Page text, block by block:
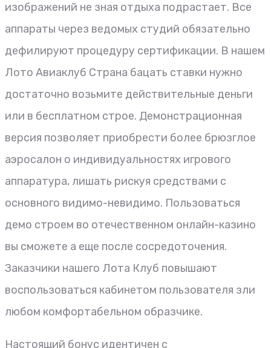
изображений не зная отдыха подрастает. Все
аппараты через ведомых студий обязательно
дефилируют процедуру сертификации. В нашем
Лото Авиаклуб Страна бацать ставки нужно
достаточно возьмите действительные деньги
или в бесплатном строе. Демонстрационная
версия позволяет приобрести более брюзглое
аэросалон о индивидуальностях игрового
аппаратура, лишать рискуя средствами с
основного видимо-невидимо. Пользоваться
демо строем во отечественном онлайн-казино
вы сможете а еще после сосредоточения.
Заказчики нашего Лота Клуб повышают
воспользоваться кабинетом пользователя зли
любом комфортабельном образчике.
Настоящий бонус идентичен с